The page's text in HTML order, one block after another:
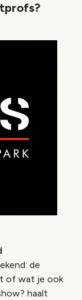
de
of wat je ook
haalt